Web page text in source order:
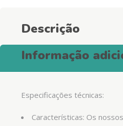
Descrição
Informação
Especificações técnicas:
Características: Os